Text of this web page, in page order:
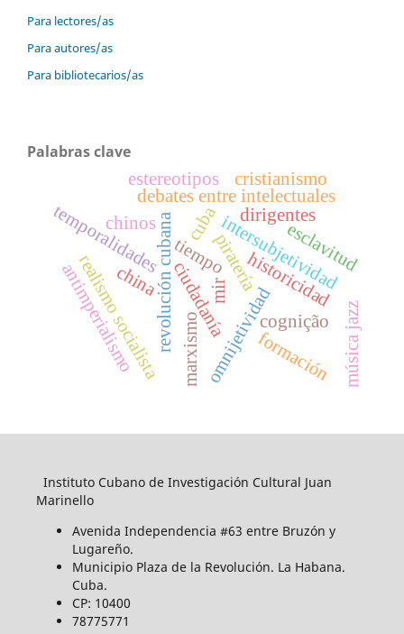
Para lectores/as
Para autores/as
Para bibliotecarios/as
Palabras clave
historicidad
omnijetividad
revolución cubana
temporalidades tiempo
debates entre intelectuales
realismo socialista
china intersubjetividad
ciudadanía
dirigentes
formación
antimperialismo
chinos cuba esclavitud
estereotipos
música jazz
piratería
cognição
marxismo
cristianismo
mir
Instituto Cubano de Investigación Cultural Juan
Marinello
Avenida Independencia #63 entre Bruzón y
Lugareño.
Municipio Plaza de la Revolución. La Habana.
Cuba.
CP: 10400
78775771